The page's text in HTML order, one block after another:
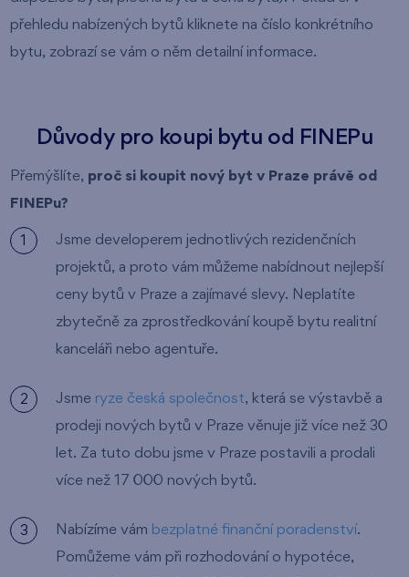
přehledu nabízených bytů kliknete na číslo konkrétního
bytu, zobrazí se vám o něm detailní informace.
Důvody pro koupi bytu od FINEPu
Přemýšlíte, proč si koupit nový byt v Praze právě od
FINEPu?
Jsme developerem jednotlivých rezidenčních
projektů, a proto vám můžeme nabídnout nejlepší
ceny bytů v Praze a zajímavé slevy. Neplatíte
zbytečně za zprostředkování koupě bytu realitní
kanceláři nebo agentuře.
Jsme ryze česká společnost, která se výstavbě a
prodeji nových bytů v Praze věnuje již více než 30
let. Za tuto dobu jsme v Praze postavili a prodali
více než 17 000 nových bytů.
Nabízíme vám bezplatné finanční poradenství.
Pomůžeme vám při rozhodování o hypotéce,